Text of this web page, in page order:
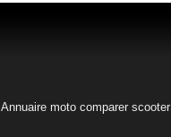
Annuaire moto comparer scooter